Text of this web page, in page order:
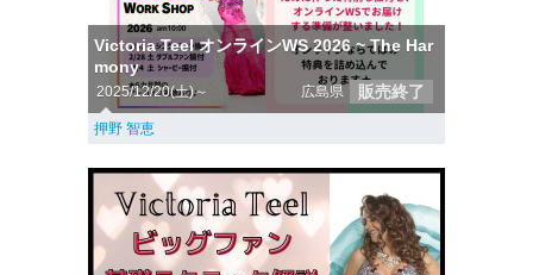
Victoria Teel オンラインWS 2026 ~ The Har
mony
2025/12/20(土)～ 広島県 販売終了
押野 智恵